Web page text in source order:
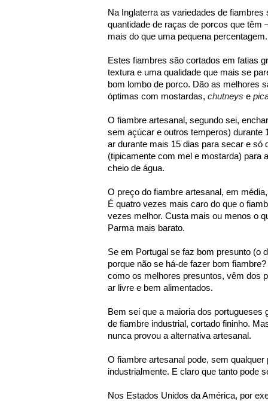
Na Inglaterra as variedades de
quantidade de raças de porcos que
mais do que uma pequena percentagem.
Estes fiambres são cortados em fatias
textura e uma qualidade que mais se
bom lombo de porco. Dão as melhores
óptimas com mostardas, chutneys e
O fiambre artesanal, segundo sei,
sem açúcar e outros temperos) durante
ar durante mais 15 dias para secar e só
(tipicamente com mel e mostarda) para
cheio de água.
O preço do fiambre artesanal, em
É quatro vezes mais caro do que o
vezes melhor. Custa mais ou menos o
Parma mais barato.
Se em Portugal se faz bom presunto (o
porque não se há-de fazer bom
como os melhores presuntos, vêm dos
ar livre e bem alimentados.
Bem sei que a maioria dos portugueses
de fiambre industrial, cortado fininho.
nunca provou a alternativa artesanal.
O fiambre artesanal pode, sem
industrialmente. E claro que tanto pode
Nos Estados Unidos da América, por